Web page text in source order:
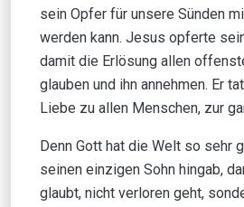
sein Opfer für unsere Sünden
werden kann. Jesus opferte
damit die Erlösung allen
glauben und ihn annehmen. Er
Liebe zu allen Menschen, zur
Denn Gott hat die Welt so sehr
seinen einzigen Sohn hingab,
glaubt, nicht verloren geht,